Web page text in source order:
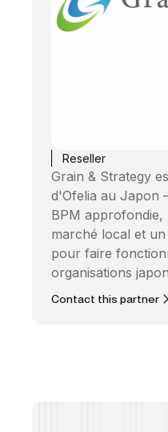
Reseller
Grain & Strategy
d'Ofelia au Japon
BPM approfondie,
marché local et
pour faire
organisations
Contact this partner